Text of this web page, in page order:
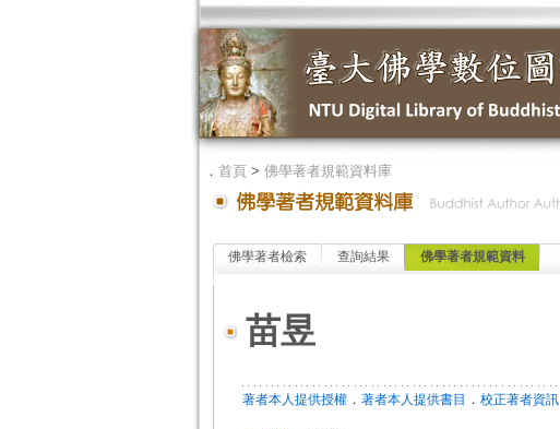
． 首頁> 佛學著者規範資料庫
佛學著者檢索 查詢結果 佛學著者規範資料
苗昱
著者本人提供授權． 著者本人提供書目 ． 校正著者資訊